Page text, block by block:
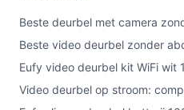
Beste deurbel met camera
Beste video deurbel zonder
Eufy video deurbel kit WiFi wit
Video deurbel op stroom: